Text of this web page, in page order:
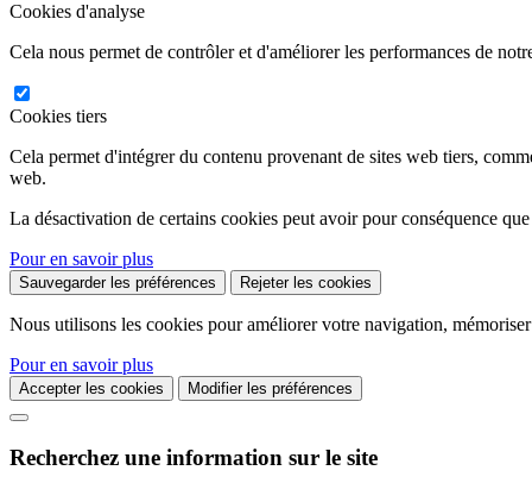
Cookies d'analyse
Cela nous permet de contrôler et d'améliorer les performances de
Cookies tiers
Cela permet d'intégrer du contenu provenant de sites web tiers,
web.
La désactivation de certains cookies peut avoir pour conséquence
Pour en savoir plus
Sauvegarder les préférences Rejeter les cookies
Nous utilisons les cookies pour améliorer votre navigation,
Pour en savoir plus
Accepter les cookies Modifier les préférences
Recherchez une information sur le site